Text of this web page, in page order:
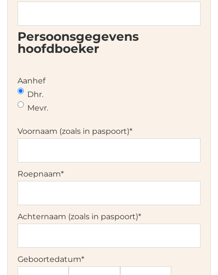
JJJJ
Persoonsgegevens
hoofdboeker
Aanhef
Dhr.
Mevr.
Voornaam (zoals in paspoort)*
Roepnaam*
Achternaam (zoals in paspoort)*
Geboortedatum*